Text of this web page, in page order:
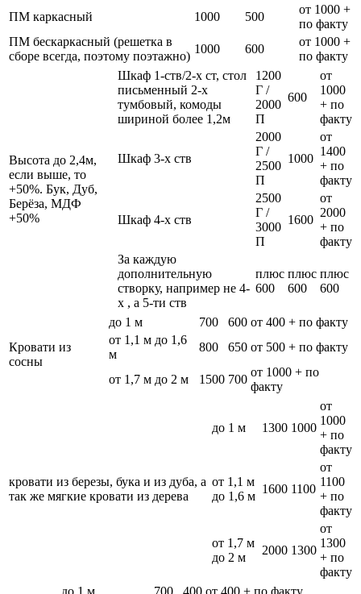
ПМ каркасный 1000 500
от 1000 +
по факту
ПМ бескаркасный (решетка в
сборе всегда, поэтому поэтажно)
1000 600
от 1000 +
по факту
Высота до 2,4м,
если выше, то
+50%. Бук, Дуб,
Берёза, МДФ
+50%
Шкаф 1-ств/2-х ст, стол
письменный 2-х
тумбовый, комоды
шириной более 1,2м
1200
Г /
2000
П
600
от
1000
+ по
факту
Шкаф 3-х ств
2000
Г /
2500
П
1000
от
1400
+ по
факту
Шкаф 4-х ств
2500
Г /
3000
П
1600
от
2000
+ по
факту
За каждую
дополнительную
створку, например не 4-
х , а 5-ти ств
плюс
600
плюс
600
плюс
600
Кровати из
сосны
до 1 м 700 600 от 400 + по факту
от 1,1 м до 1,6
м
800 650 от 500 + по факту
от 1,7 м до 2 м 1500 700
от 1000 + по
факту
кровати из березы, бука и из дуба, а
так же мягкие кровати из дерева
до 1 м 1300 1000
от
1000
+ по
факту
от 1,1 м
до 1,6 м
1600 1100
от
1100
+ по
факту
от 1,7 м
до 2 м
2000 1300
от
1300
+ по
факту